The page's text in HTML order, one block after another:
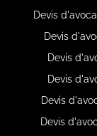
Devis
Devis
Devis
Devis
Devis
Devis